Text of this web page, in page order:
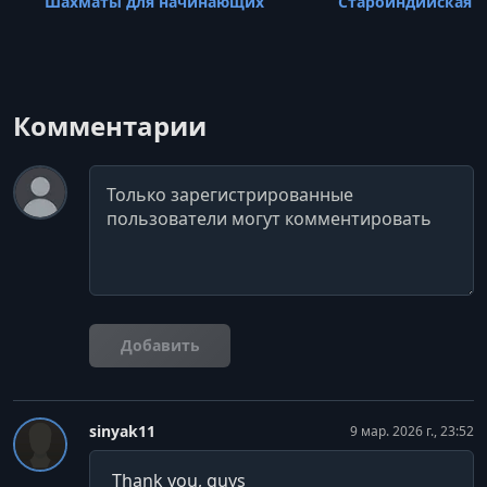
Комментарии
Комментарий
Добавить
sinyak11 9 мар. 2026 г., 23:52
Thank you, guys